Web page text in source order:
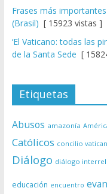
Frases más
(Brasil) [ 15923 vistas ]
‘El Vaticano: todas las
de la Santa Sede [
Etiquetas
Abusos amazonía
Católicos concilio
Diálogo diálogo
educación encuentro